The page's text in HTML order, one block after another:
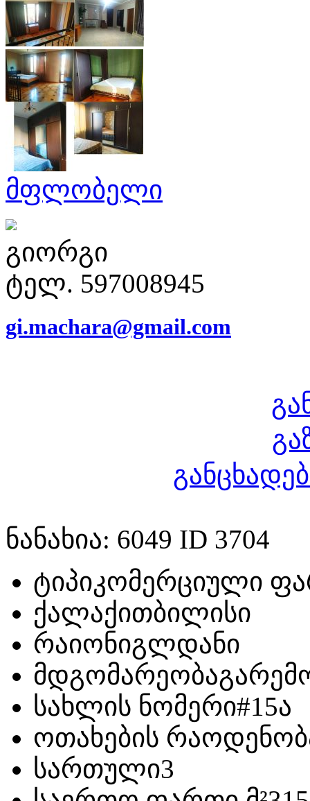
მფლობელი
გიორგი
ტელ. 597008945
gi.machara@gmail.com
ნანახია: 6049 ID 3704
ტიპიკომერციული
ქალაქითბილისი
რაიონიგლდანი
მდგომარეობა
სახლის ნომერი#15ა
ოთახების
სართული3